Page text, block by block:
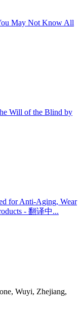
May Not Know All
Will of the Blind by
for Anti-Aging, Wear
- 翻译中...
Wuyi, Zhejiang,